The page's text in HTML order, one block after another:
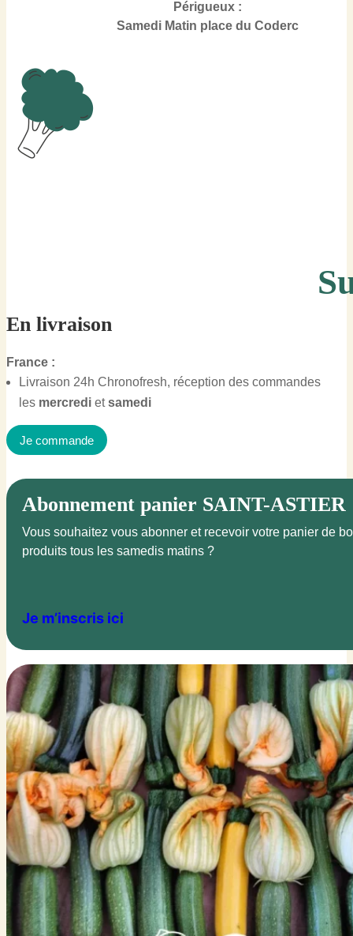
Périgueux :
Samedi Matin place du Coderc
En livraison
France :
Livraison 24h Chronofresh, réception des commandes
les mercredi etsamedi
Je commande
Abonnement panier SAINT-ASTIER
Vous souhaitez vous abonner et recevoir votre panier de
produits tous les samedis matins ?
Je m’inscris ici